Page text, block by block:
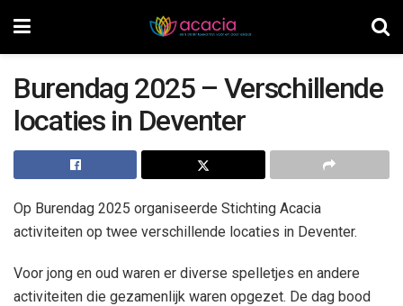
Burendag 2025 – Verschillende
locaties in Deventer
Op Burendag 2025 organiseerde Stichting Acacia
activiteiten op twee verschillende locaties in Deventer.
Voor jong en oud waren er diverse spelletjes en andere
activiteiten die gezamenlijk waren opgezet. De dag bood